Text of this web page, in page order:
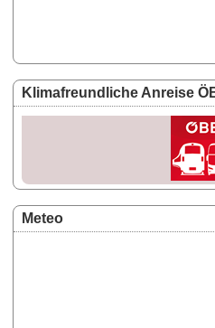
Klimafreundliche Anreise
Meteo